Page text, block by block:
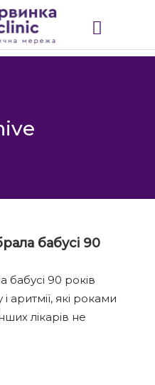
бабусі 90
бабусі 90 років
аритмії, які роками
лікарів не